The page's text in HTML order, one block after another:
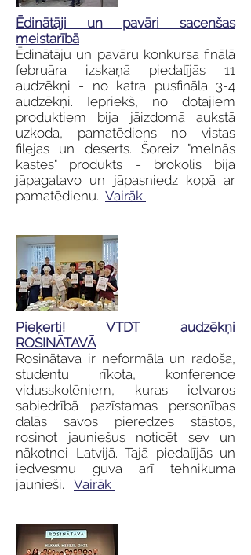
Ēdinātāji un pavāri sacenšas
meistarībā
Ēdinātāju un pavāru konkursa finālā
februāra izskaņā piedalījās 11
audzēkņi - no katra pusfināla 3-4
audzēkņi. Iepriekš, no dotajiem
produktiem bija jāizdomā aukstā
uzkoda, pamatēdiens no vistas
filejas un deserts. Šoreiz "melnās
kastes" produkts - brokolis bija
jāpagatavo un jāpasniedz kopā ar
pamatēdienu. Vairāk
Pieķerti! VTDT audzēkņi
ROSINĀTAVĀ
Rosinātava ir neformāla un radoša,
studentu rīkota, konference
vidusskolēniem, kuras ietvaros
sabiedrībā pazīstamas personības
dalās savos pieredzes stāstos,
rosinot jauniešus noticēt sev un
nākotnei Latvijā. Tajā piedalījās un
iedvesmu guva arī tehnikuma
jaunieši. Vairāk